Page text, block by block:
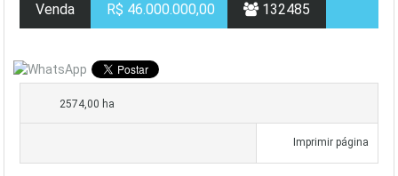
Venda R$ 46.000.000,00 132485
2574,00 ha
Imprimir página